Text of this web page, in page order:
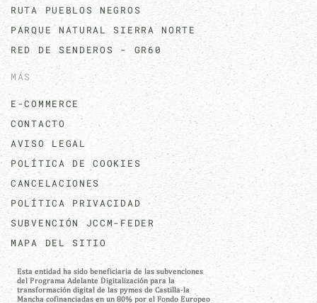
RUTA PUEBLOS NEGROS
PARQUE NATURAL SIERRA NORTE
RED DE SENDEROS - GR60
MÁS
E-COMMERCE
CONTACTO
AVISO LEGAL
POLÍTICA DE COOKIES
CANCELACIONES
POLÍTICA PRIVACIDAD
SUBVENCIÓN JCCM-FEDER
MAPA DEL SITIO